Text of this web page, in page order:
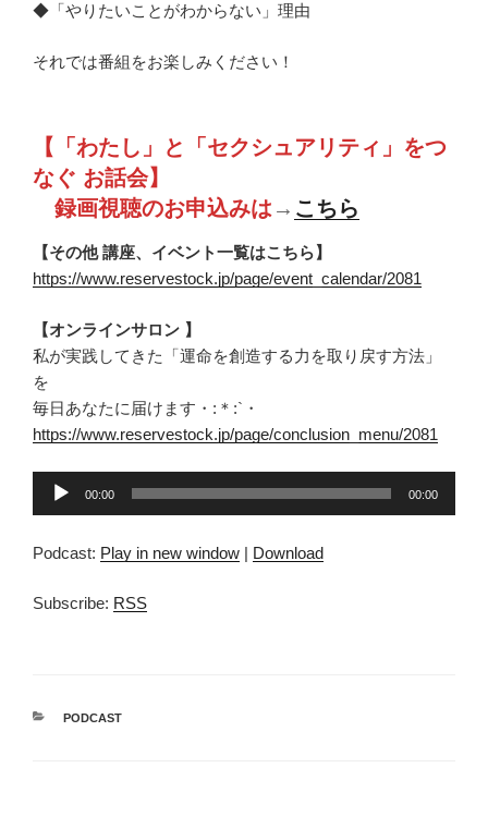
◆「やりたいことがわからない」理由
それでは番組をお楽しみください！
【「わたし」と「セクシュアリティ」をつ
なぐ お話会】
録画視聴のお申込みは → こちら
【その他 講座、イベント一覧はこちら】
https://www.reservestock.jp/page/event_calendar/2081
【オンラインサロン 】
私が実践してきた「運命を創造する力を取り戻す方法」
を
毎日あなたに届けます・:＊:`・
https://www.reservestock.jp/page/conclusion_menu/2081
レ
ヤ
00:00 00:00
Podcast: Play in new window | Download
Subscribe: RSS
カ
PODCAST